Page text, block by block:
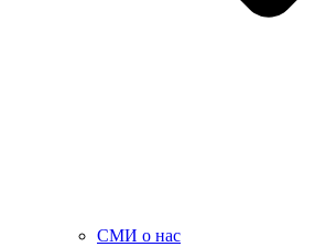
СМИ о нас